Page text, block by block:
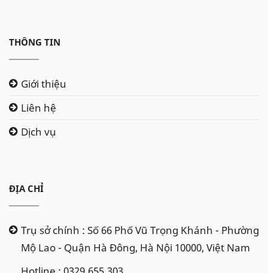
lượng 65Ah, mã bình D23L, bình khô,
miễn bảo dưỡng của các hãng:
Delkor, Atlas, GS, Rocket,....
THÔNG TIN
Giới thiệu
Liên hệ
Dịch vụ
ĐỊA CHỈ
Trụ sở chính : Số 66 Phố Vũ Trọng Khánh - Phường
Mộ Lao - Quận Hà Đông, Hà Nội 10000, Việt Nam